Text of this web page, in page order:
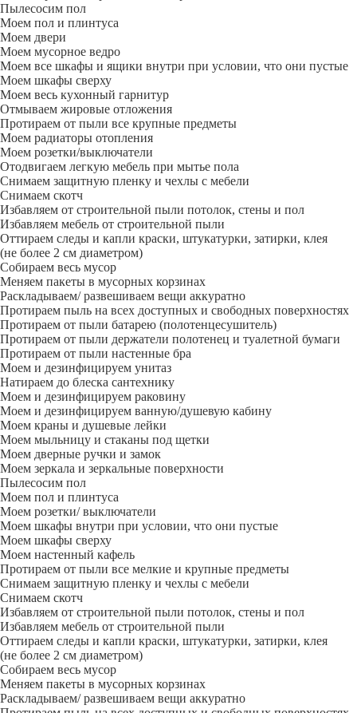
Пылесосим пол
Моем пол и плинтуса
Моем двери
Моем мусорное ведро
Моем все шкафы и ящики внутри при условии, что они пустые
Моем шкафы сверху
Моем весь кухонный гарнитур
Отмываем жировые отложения
Протираем от пыли все крупные предметы
Моем радиаторы отопления
Моем розетки/выключатели
Отодвигаем легкую мебель при мытье пола
Снимаем защитную пленку и чехлы с мебели
Снимаем скотч
Избавляем от строительной пыли потолок, стены и пол
Избавляем мебель от строительной пыли
Оттираем следы и капли краски, штукатурки, затирки, клея
(не более 2 см диаметром)
Собираем весь мусор
Меняем пакеты в мусорных корзинах
Раскладываем/ развешиваем вещи аккуратно
Протираем пыль на всех доступных и свободных поверхностях
Протираем от пыли батарею (полотенцесушитель)
Протираем от пыли держатели полотенец и туалетной бумаги
Протираем от пыли настенные бра
Моем и дезинфицируем унитаз
Натираем до блеска сантехнику
Моем и дезинфицируем раковину
Моем и дезинфицируем ванную/душевую кабину
Моем краны и душевые лейки
Моем мыльницу и стаканы под щетки
Моем дверные ручки и замок
Моем зеркала и зеркальные поверхности
Пылесосим пол
Моем пол и плинтуса
Моем розетки/ выключатели
Моем шкафы внутри при условии, что они пустые
Моем шкафы сверху
Моем настенный кафель
Протираем от пыли все мелкие и крупные предметы
Снимаем защитную пленку и чехлы с мебели
Снимаем скотч
Избавляем от строительной пыли потолок, стены и пол
Избавляем мебель от строительной пыли
Оттираем следы и капли краски, штукатурки, затирки, клея
(не более 2 см диаметром)
Собираем весь мусор
Меняем пакеты в мусорных корзинах
Раскладываем/ развешиваем вещи аккуратно